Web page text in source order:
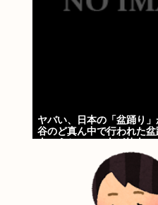
ヤバい、日本の「盆踊り
谷のど真ん中で行われた